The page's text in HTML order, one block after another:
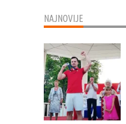
NAJNOVIJE